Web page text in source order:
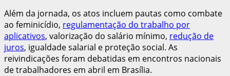
Além da jornada, os atos incluem pautas como combate
ao feminicídio, regulamentação do trabalho por
aplicativos, valorização do salário mínimo, redução de
juros, igualdade salarial e proteção social. As
reivindicações foram debatidas em encontros nacionais
de trabalhadores em abril em Brasília.